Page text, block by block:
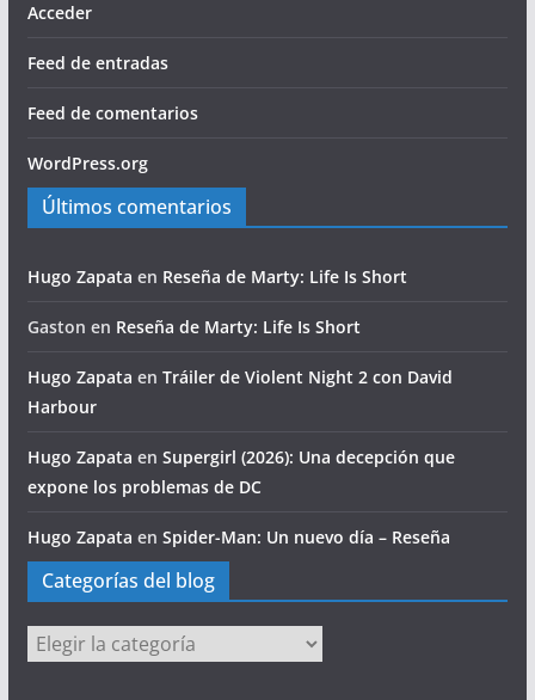
Acceder
Feed de entradas
Feed de comentarios
WordPress.org
Últimos comentarios
Hugo Zapata en Reseña de Marty: Life Is Short
Gaston en Reseña de Marty: Life Is Short
Hugo Zapata en Tráiler de Violent Night 2 con David
Harbour
Hugo Zapata en Supergirl (2026): Una decepción que
expone los problemas de DC
Hugo Zapata en Spider-Man: Un nuevo día – Reseña
Categorías del blog
Categorías
del